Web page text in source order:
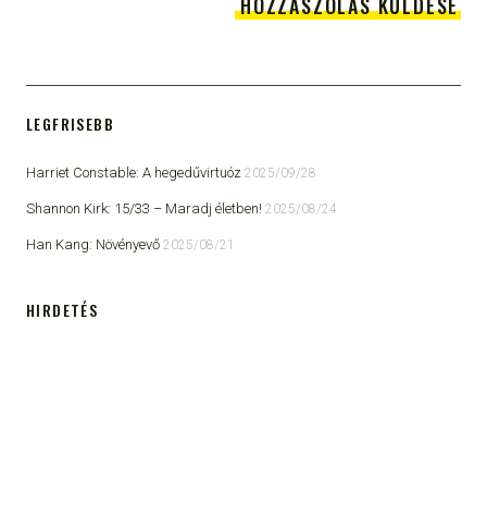
LEGFRISEBB
Harriet Constable: A hegedűvirtuóz 2025/09/28
Shannon Kirk: 15/33 ​– Maradj életben! 2025/08/24
Han Kang: Növényevő 2025/08/21
HIRDETÉS